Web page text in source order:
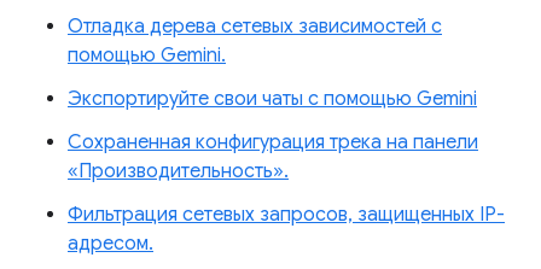
Отладка дерева сетевых зависимостей с
помощью Gemini.
Экспортируйте свои чаты с помощью Gemini
Сохраненная конфигурация трека на панели
«Производительность».
Фильтрация сетевых запросов, защищенных IP-
адресом.